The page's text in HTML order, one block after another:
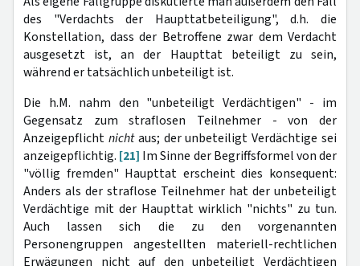
des "Verdachts der Haupttatbeteiligung", d.h. die
Konstellation, dass der Betroffene zwar dem Verdacht
ausgesetzt ist, an der Haupttat beteiligt zu sein,
während er tatsächlich unbeteiligt ist.
Die h.M. nahm den "unbeteiligt Verdächtigen" - im
Gegensatz zum straflosen Teilnehmer - von der
Anzeigepflicht nichtaus; der unbeteiligt Verdächtige sei
anzeigepflichtig. [21] Im Sinne der Begriffsformel von der
"völlig fremden" Haupttat erscheint dies konsequent:
Anders als der straflose Teilnehmer hat der unbeteiligt
Verdächtige mit der Haupttat wirklich "nichts" zu tun.
Auch lassen sich die zu den vorgenannten
Personengruppen angestellten materiell-rechtlichen
Erwägungen nicht auf den unbeteiligt Verdächtigen